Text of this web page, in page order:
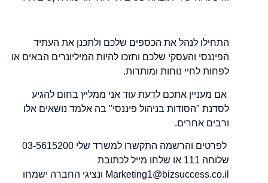
התחילו לנהל את הכספים שלכם ולתכנן את העתיד
הפיננסי והעסקי שלכם ותזכו להיות המיליונרים הבאים או
לפחות לחיי נוחות ומותרות.
אם מעניין אתכם לדעת עוד אני ממליץ בחום להגיע
לסדנת "הסודות בניהול פיננסי" בה אלמד נושאים אלו
ורבים אחרים.
לפרטים והרשמה התקשרו למשרד שלי 03-5615200
שלוחה 111 או שלחו מייל לכתובת
Marketing1@bizsuccess.co.il ונציגי החברה ישמחו